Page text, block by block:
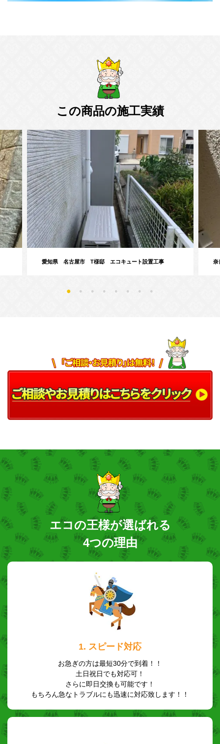
この商品の施工実績
愛知県 名古屋市 T様邸 エコキュート設置工事
エコの王様が選ばれる
4つの理由
1. スピード対応
お急ぎの方は最短30分で到着！！
土日祝日でも対応可！
さらに即日交換も可能です！
もちろん急なトラブルにも迅速に対応致します！！